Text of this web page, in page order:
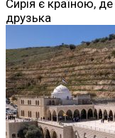
Історія
Битва при Куско
інків вигнати
Битва при Куско